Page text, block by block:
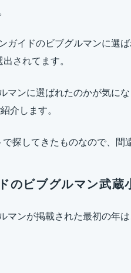
ガイドのビブグルマンに選
されてます。
マンに選ばれたのかが気に
介します。
探してきたものなので、間
のビブグルマン武蔵
マンが掲載された最初の年は